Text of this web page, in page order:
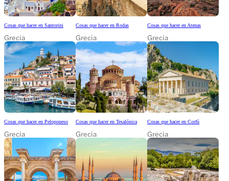
Cosas que hacer en Santorini
Grecia
Cosas que hacer en Rodas
Grecia
Cosas que hacer en Atenas
Grecia
Cosas que hacer en Peloponeso
Grecia
Cosas que hacer en Tesalónica
Grecia
Cosas que hacer en Corfú
Grecia